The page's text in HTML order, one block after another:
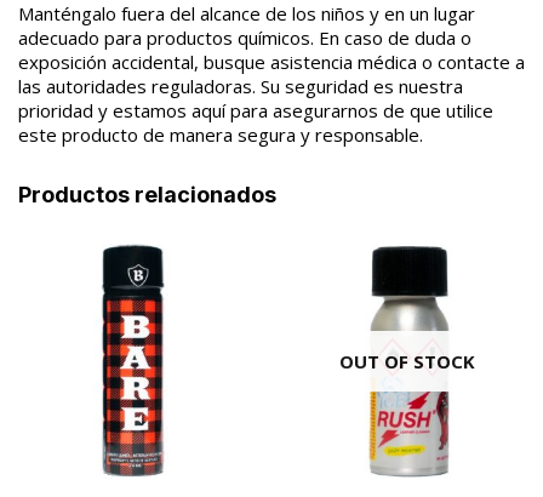
Manténgalo fuera del alcance de los niños y en un lugar
adecuado para productos químicos. En caso de duda o
exposición accidental, busque asistencia médica o contacte a
las autoridades reguladoras. Su seguridad es nuestra
prioridad y estamos aquí para asegurarnos de que utilice
este producto de manera segura y responsable.
Productos relacionados
OUT OF STOCK